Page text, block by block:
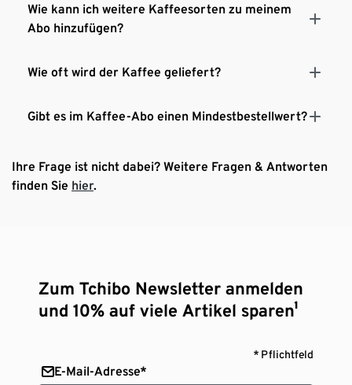
Wie kann ich weitere Kaffeesorten zu meinem
Abo hinzufügen?
Wie oft wird der Kaffee geliefert?
Gibt es im Kaffee-Abo einen Mindestbestellwert?
Ihre Frage ist nicht dabei? Weitere Fragen & Antworten
finden Sie hier.
Zum Tchibo Newsletter anmelden
und 10% auf viele Artikel sparen¹
* Pflichtfeld
E-Mail-Adresse*